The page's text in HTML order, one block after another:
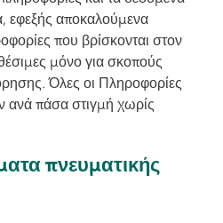
εφεξής αποκαλούμενα
που βρίσκονται στον
μόνο για σκοπούς
Όλες οι Πληροφορίες
ανά πάσα στιγμή χωρίς
πνευματικής